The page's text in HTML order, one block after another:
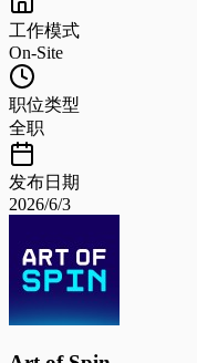
工作模式
On-Site
职位类型
全职
发布日期
2026/6/3